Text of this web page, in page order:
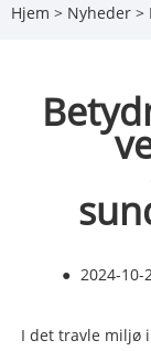
Hjem > Nyheder >
● 2024-10-
I det travle miljø